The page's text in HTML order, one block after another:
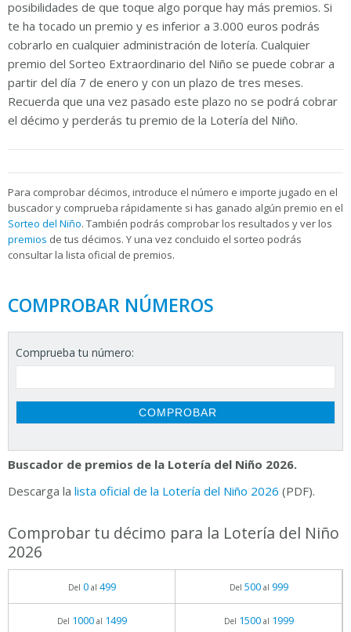
posibilidades de que toque algo porque hay más premios. Si
te ha tocado un premio y es inferior a 3.000 euros podrás
cobrarlo en cualquier administración de lotería. Cualquier
premio del Sorteo Extraordinario del Niño se puede cobrar a
partir del día 7 de enero y con un plazo de tres meses.
Recuerda que una vez pasado este plazo no se podrá cobrar
el décimo y perderás tu premio de la Lotería del Niño.
Para comprobar décimos, introduce el número e importe jugado en el
buscador y comprueba rápidamente si has ganado algún premio en el
Sorteo del Niño. También podrás comprobar los resultados y ver los
premios de tus décimos. Y una vez concluido el sorteo podrás
consultar la lista oficial de premios.
COMPROBAR NÚMEROS
Comprueba tu número:
Buscador de premios de la Lotería del Niño 2026.
Descarga la lista oficial de la Lotería del Niño 2026 (PDF).
Comprobar tu décimo para la Lotería del Niño
2026
Del 0al 499 Del 500al 999
Del 1000al 1499 Del 1500al 1999